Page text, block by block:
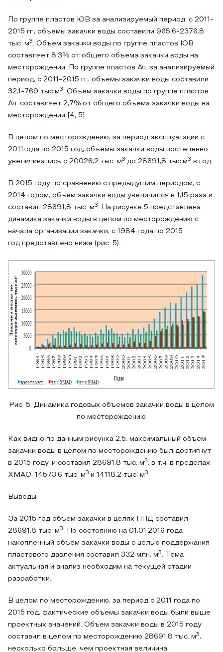
По группе пластов ЮВ за анализируемый период, с 2011-
2015 гг., объемы закачки воды составили 965,6-2376,8
тыс. м3 . Объем закачки воды по группе пластов ЮВ
составляет 8,3% от общего объема закачки воды на
месторождении. По группе пластов Ач. за анализируемый
период, с 2011-2015 гг., объемы закачки воды составили
32,1-769 тыс.м3 . Объем закачки воды по группе пластов
Ач. составляет 2,7% от общего объема закачки воды на
месторождении [4, 5].
В целом по месторождению, за период эксплуатации с
2011года по 2015 год, объемы закачки воды постепенно
увеличивались с 20026,2 тыс. м3 до 28691,8 тыс.м3 в год.
В 2015 году по сравнению с предыдущим периодом, с
2014 годом, объем закачки воды увеличился в 1,15 раза и
составил 28691,8 тыс. м3 . На рисунке 5 представлена
динамика закачки воды в целом по месторождению с
начала организации закачки, с 1984 года по 2015
год представлено ниже (рис. 5).
Рис. 5. Динамика годовых объемов закачки воды в целом
по месторождению
Как видно по данным рисунка 2.5, максимальный объем
закачки воды в целом по месторождению был достигнут
в 2015 году, и составил 28691,8 тыс. м3 , в т.ч. в пределах
ХМАО-14573,6 тыс. м3 и 14118,2 тыс. м3 .
Выводы
За 2015 год объем закачки в целях ППД составил
28691,8 тыс. м3 . По состоянию на 01.01.2016 года
накопленный объем закачки воды с целью поддержания
пластового давления составил 332 млн. м3 . Тема
актуальная и анализ необходим на текущей стадии
разработки.
В целом по месторождению, за период с 2011 года по
2015 год, фактические объемы закачки воды были выше
проектных значений. Объем закачки воды в 2015 году
составил в целом по месторождению 28691,8 тыс. м3 ,
несколько больше, чем проектная величина.